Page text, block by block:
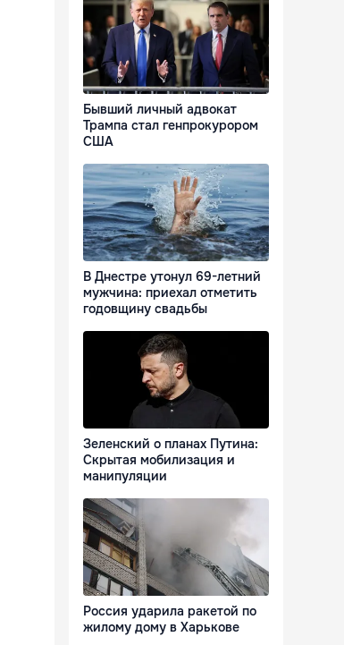
Бывший личный адвокат
Трампа стал генпрокурором
США
В Днестре утонул 69-летний
мужчина: приехал отметить
годовщину свадьбы
Зеленский о планах Путина:
Скрытая мобилизация и
манипуляции
Россия ударила ракетой по
жилому дому в Харькове